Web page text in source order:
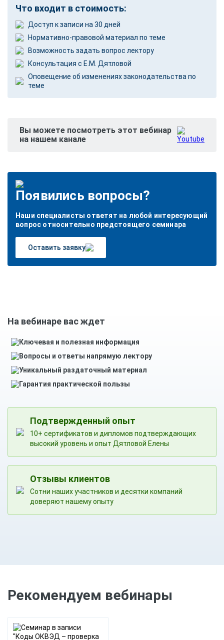
Что входит в стоимость:
Доступ к записи на 30 дней
Нормативно-правовой материал по теме
Возможность задать вопрос лектору
Консультация с Е.М. Дятловой
Оповещение об изменениях законодательства по
теме
Вы можете посмотреть этот вебинар
на нашем канале
Появились вопросы?
Наши специалисты ответят на любой интересующий
вопрос относительно предстоящего семинара
Оставить заявку
На вебинаре вас ждет
Ключевая и полезная информация
Вопросы и ответы напрямую лектору
Уникальный раздаточный материал
Гарантия практической пользы
Подтвержденный опыт
10+ сертификатов и дипломов подтверждающих
высокий уровень и опыт Дятловой Елены
Отзывы клиентов
Сотни наших участников и десятки компаний
доверяют нашему опыту
Рекомендуем вебинары